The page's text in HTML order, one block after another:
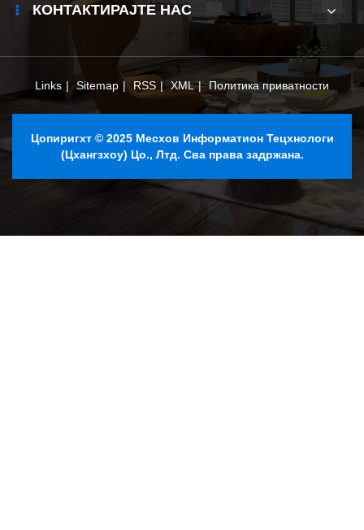
КОНТАКТИРАЈТЕ НАС
Links | Sitemap | RSS | XML | Политика приватности
Цопиригхт © 2025 Месхов Информатион Тецхнологи
(Цхангзхоу) Цо., Лтд. Сва права задржана.